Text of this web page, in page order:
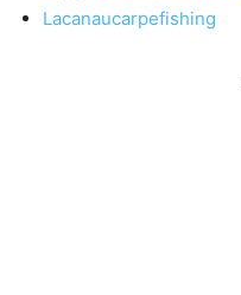
Lacanaucarpefishing